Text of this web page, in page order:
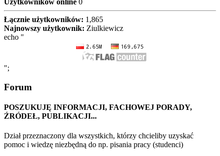
Użytkowników online 0
Łącznie użytkowników: 1,865
Najnowszy użytkownik: Ziulkiewicz
echo "
";
Forum
POSZUKUJĘ INFORMACJI, FACHOWEJ PORADY,
ŹRÓDEŁ, PUBLIKACJI...
Dział przeznaczony dla wszystkich, którzy chcieliby uzyskać
pomoc i wiedzę niezbędną do np. pisania pracy (studenci)